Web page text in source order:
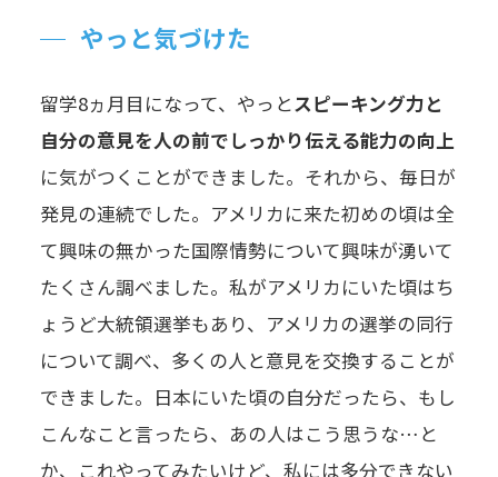
やっと気づけた
留学8ヵ月目になって、やっとスピーキング力と
自分の意見を人の前でしっかり伝える能力の向上
に気がつくことができました。それから、毎日が
発見の連続でした。アメリカに来た初めの頃は全
て興味の無かった国際情勢について興味が湧いて
たくさん調べました。私がアメリカにいた頃はち
ょうど大統領選挙もあり、アメリカの選挙の同行
について調べ、多くの人と意見を交換することが
できました。日本にいた頃の自分だったら、もし
こんなこと言ったら、あの人はこう思うな…と
か、これやってみたいけど、私には多分できない